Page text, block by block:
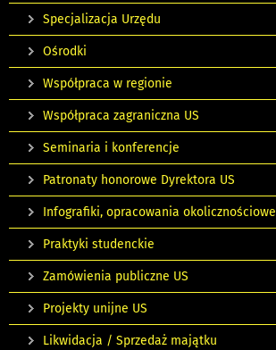
Specjalizacja Urzędu
Ośrodki
Współpraca w regionie
Współpraca zagraniczna US
Seminaria i konferencje
Patronaty honorowe Dyrektora US
Infografiki, opracowania okolicznościowe
Praktyki studenckie
Zamówienia publiczne US
Projekty unijne US
Likwidacja / Sprzedaż majątku